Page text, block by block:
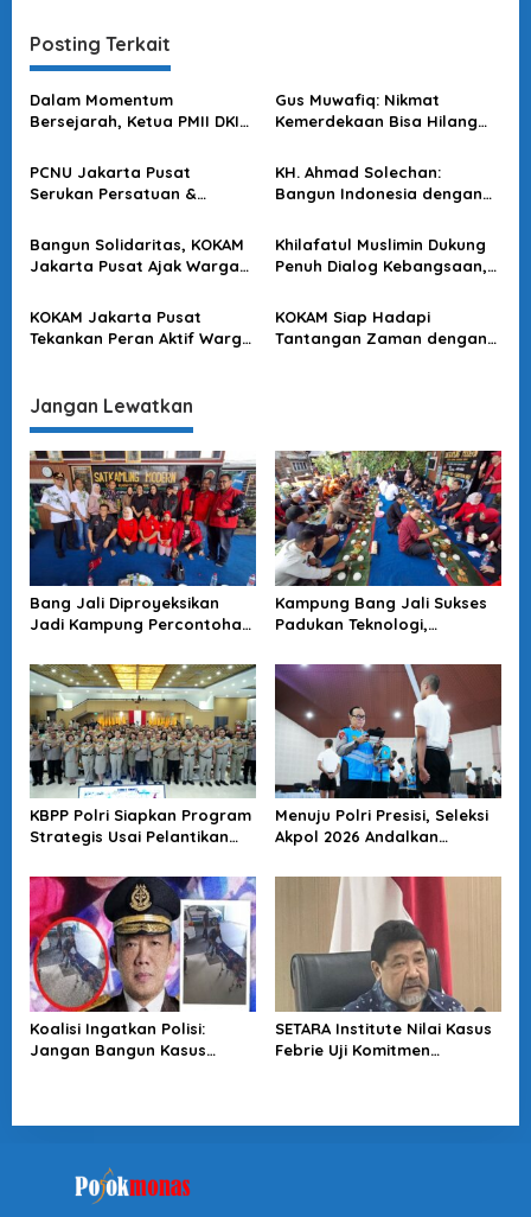
a
s
i
o
s
Posting Terkait
Dalam Momentum
Bersejarah, Ketua PMII DKI
Teguhkan Cinta Tanah Air
Gus Muwafiq: Nikmat
Kemerdekaan Bisa Hilang
PCNU Jakarta Pusat
Serukan Persatuan &
KH. Ahmad Solechan:
Bangun Indonesia dengan
Bangun Solidaritas, KOKAM
Jakarta Pusat Ajak Warga
Khilafatul Muslimin Dukung
Penuh Dialog Kebangsaan,
KOKAM Jakarta Pusat
Tekankan Peran Aktif Warga
KOKAM Siap Hadapi
Tantangan Zaman dengan
Jangan Lewatkan
Bang Jali Diproyeksikan
Jadi Kampung Percontohan,
Dikawal
Kampung Bang Jali Sukses
Padukan Teknologi,
Pangan: Risma Beri Pujian
KBPP Polri Siapkan Program
Strategis Usai Pelantikan
Menuju Polri Presisi, Seleksi
Akpol 2026 Andalkan
Integritas
Koalisi Ingatkan Polisi:
Jangan Bangun Kasus
SETARA Institute Nilai Kasus
Febrie Uji Komitmen